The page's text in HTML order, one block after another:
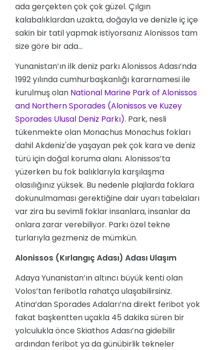
ada gerçekten çok çok güzel. Çılgın
kalabalıklardan uzakta, doğayla ve denizle iç içe
sakin bir tatil yapmak istiyorsanız Alonissos tam
size göre bir ada...
Yunanistan’ın ilk deniz parkı Alonissos Adası’nda
1992 yılında cumhurbaşkanlığı kararnamesi ile
kurulmuş olan National Marine Park of Alonissos
and Northern Sporades (Alonissos ve Kuzey
Sporades Ulusal Deniz Parkı). Park, nesli
tükenmekte olan Monachus Monachus fokları
dahil Akdeniz'de yaşayan pek çok kara ve deniz
türü için doğal koruma alanı. Alonissos’ta
yüzerken bu fok balıklarıyla karşılaşma
olasılığınız yüksek. Bu nedenle plajlarda foklara
dokunulmaması gerektiğine dair uyarı tabelaları
var zira bu sevimli foklar insanlara, insanlar da
onlara zarar verebiliyor. Parkı özel tekne
turlarıyla gezmeniz de mümkün.
Alonissos (Kırlangıç Adası) Adası Ulaşım
Adaya Yunanistan’ın altıncı büyük kenti olan
Volos’tan feribotla rahatça ulaşabilirsiniz.
Atina’dan Sporades Adaları’na direkt feribot yok
fakat başkentten uçakla 45 dakika süren bir
yolculukla önce Skiathos Adası’na gidebilir
ardından feribot ya da günübirlik tekneler